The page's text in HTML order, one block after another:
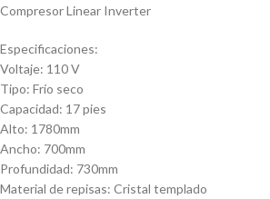
Compresor Linear Inverter
Especificaciones:
Voltaje: 110 V
Tipo: Frío seco
Capacidad: 17 pies
Alto: 1780mm
Ancho: 700mm
Profundidad: 730mm
Material de repisas: Cristal templado